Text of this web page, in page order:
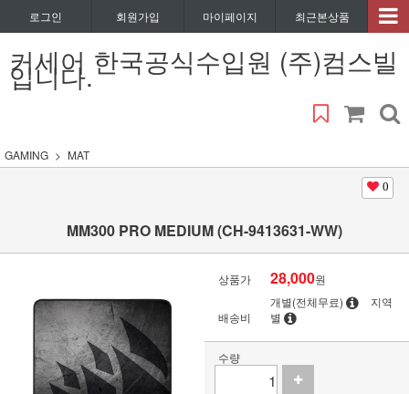
로그인 회원가입 마이페이지 최근본상품
커세어 한국공식수입원 (주)컴스빌
입니다.
GAMING MAT
0
MM300 PRO MEDIUM (CH-9413631-WW)
상품가 28,000원
배송비
개별(전체무료)
지역
별
수량